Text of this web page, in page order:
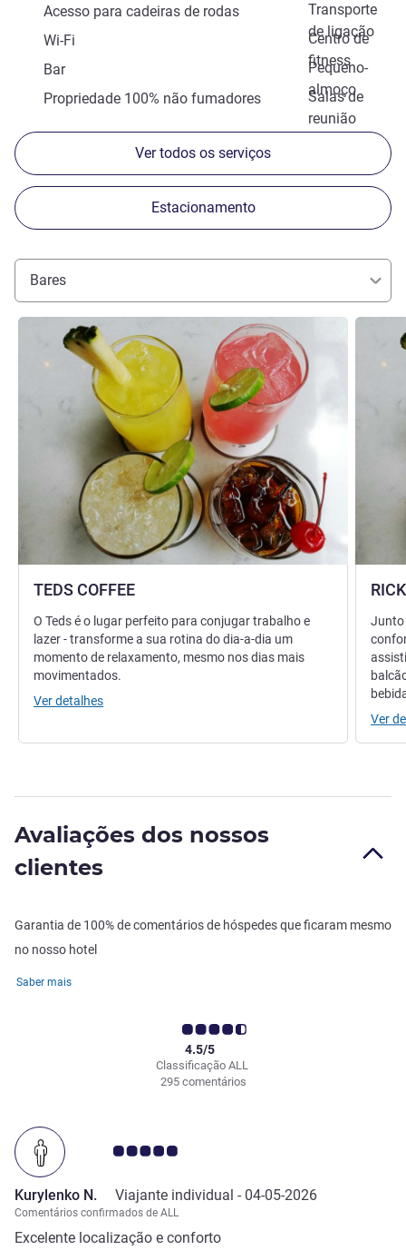
Transporte
de ligação
Acesso para cadeiras de rodas
Centro de
fitness
Wi-Fi
Pequeno-
almoço
Bar
Salas de
reunião
Propriedade 100% não fumadores
Ver todos os serviços
Estacionamento
Bares
TEDS COFFEE
Ver detalhes
O Teds é o lugar perfeito para conjugar trabalho e
lazer - transforme a sua rotina do dia-a-dia um
momento de relaxamento, mesmo nos dias mais
movimentados.
Ver detalhes
Ver
Junto
Ver
Avaliações dos nossos
clientes
Garantia de 100% de comentários de hóspedes que ficaram mesmo
no nosso hotel
Saber mais
Classificação ALL
4.5/5
295 comentários
Nota clientes Avis 5.0/5
Kurylenko N. Viajante individual - 04-05-2026
Comentários confirmados de ALL
Excelente localização e conforto